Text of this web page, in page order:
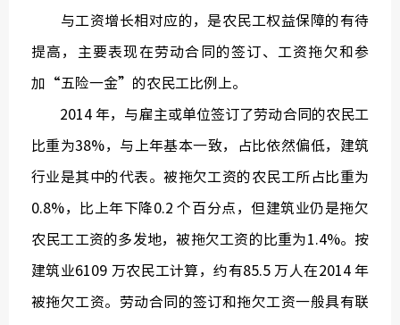
与工资增长相对应的，是农民工权益保障的有待
提高，主要表现在劳动合同的签订、工资拖欠和参
加“五险一金”的农民工比例上。
2014 年，与雇主或单位签订了劳动合同的农民工
比重为38%，与上年基本一致，占比依然偏低，建筑
行业是其中的代表。被拖欠工资的农民工所占比重为
0.8%，比上年下降0.2 个百分点，但建筑业仍是拖欠
农民工工资的多发地，被拖欠工资的比重为1.4%。按
建筑业6109 万农民工计算，约有85.5 万人在2014 年
被拖欠工资。劳动合同的签订和拖欠工资一般具有联